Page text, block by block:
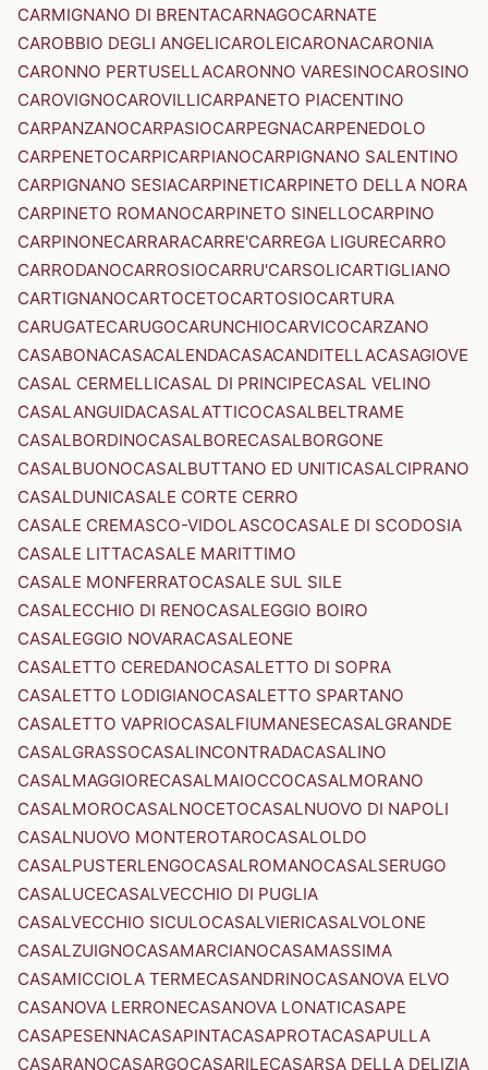
CARMIGNANO DI BRENTACARNAGOCARNATE
CAROBBIO DEGLI ANGELICAROLEICARONACARONIA
CARONNO PERTUSELLACARONNO VARESINOCAROSINO
CAROVIGNOCAROVILLICARPANETO PIACENTINO
CARPANZANOCARPASIOCARPEGNACARPENEDOLO
CARPENETOCARPICARPIANOCARPIGNANO SALENTINO
CARPIGNANO SESIACARPINETICARPINETO DELLA NORA
CARPINETO ROMANOCARPINETO SINELLOCARPINO
CARPINONECARRARACARRE'CARREGA LIGURECARRO
CARRODANOCARROSIOCARRU'CARSOLICARTIGLIANO
CARTIGNANOCARTOCETOCARTOSIOCARTURA
CARUGATECARUGOCARUNCHIOCARVICOCARZANO
CASABONACASACALENDACASACANDITELLACASAGIOVE
CASAL CERMELLICASAL DI PRINCIPECASAL VELINO
CASALANGUIDACASALATTICOCASALBELTRAME
CASALBORDINOCASALBORECASALBORGONE
CASALBUONOCASALBUTTANO ED UNITICASALCIPRANO
CASALDUNICASALE CORTE CERRO
CASALE CREMASCO-VIDOLASCOCASALE DI SCODOSIA
CASALE LITTACASALE MARITTIMO
CASALE MONFERRATOCASALE SUL SILE
CASALECCHIO DI RENOCASALEGGIO BOIRO
CASALEGGIO NOVARACASALEONE
CASALETTO CEREDANOCASALETTO DI SOPRA
CASALETTO LODIGIANOCASALETTO SPARTANO
CASALETTO VAPRIOCASALFIUMANESECASALGRANDE
CASALGRASSOCASALINCONTRADACASALINO
CASALMAGGIORECASALMAIOCCOCASALMORANO
CASALMOROCASALNOCETOCASALNUOVO DI NAPOLI
CASALNUOVO MONTEROTAROCASALOLDO
CASALPUSTERLENGOCASALROMANOCASALSERUGO
CASALUCECASALVECCHIO DI PUGLIA
CASALVECCHIO SICULOCASALVIERICASALVOLONE
CASALZUIGNOCASAMARCIANOCASAMASSIMA
CASAMICCIOLA TERMECASANDRINOCASANOVA ELVO
CASANOVA LERRONECASANOVA LONATICASAPE
CASAPESENNACASAPINTACASAPROTACASAPULLA
CASARANOCASARGOCASARILECASARSA DELLA DELIZIA